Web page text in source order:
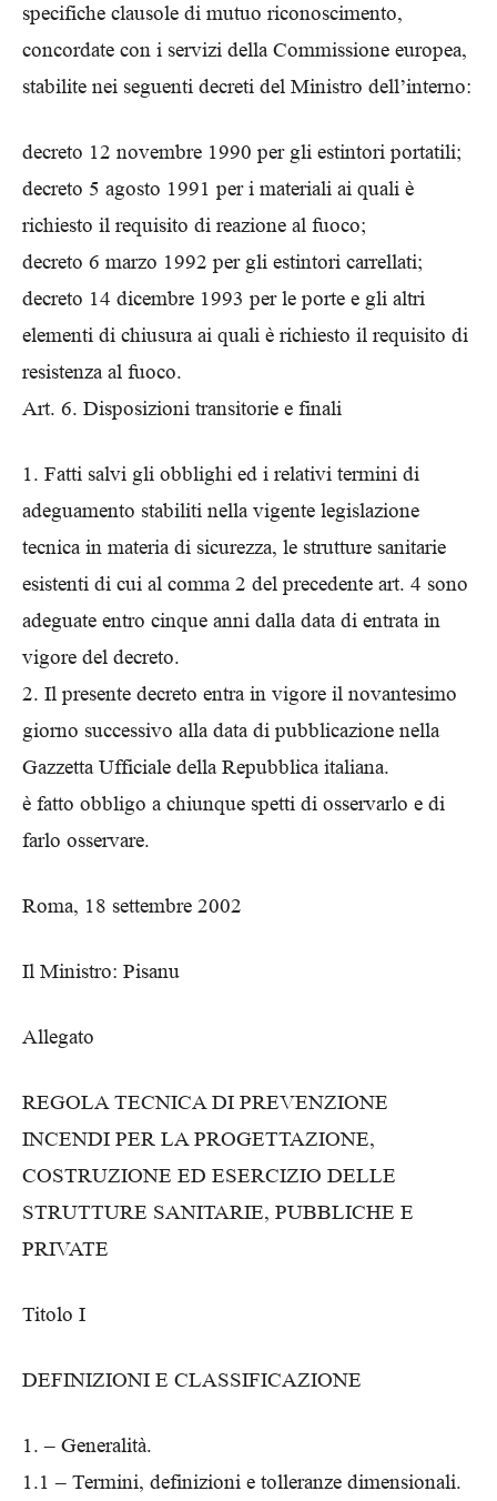
specifiche clausole di mutuo riconoscimento,
concordate con i servizi della Commissione europea,
stabilite nei seguenti decreti del Ministro dell’interno:
decreto 12 novembre 1990 per gli estintori portatili;
decreto 5 agosto 1991 per i materiali ai quali è
richiesto il requisito di reazione al fuoco;
decreto 6 marzo 1992 per gli estintori carrellati;
decreto 14 dicembre 1993 per le porte e gli altri
elementi di chiusura ai quali è richiesto il requisito di
resistenza al fuoco.
Art. 6. Disposizioni transitorie e finali
1. Fatti salvi gli obblighi ed i relativi termini di
adeguamento stabiliti nella vigente legislazione
tecnica in materia di sicurezza, le strutture sanitarie
esistenti di cui al comma 2 del precedente art. 4 sono
adeguate entro cinque anni dalla data di entrata in
vigore del decreto.
2. Il presente decreto entra in vigore il novantesimo
giorno successivo alla data di pubblicazione nella
Gazzetta Ufficiale della Repubblica italiana.
è fatto obbligo a chiunque spetti di osservarlo e di
farlo osservare.
Roma, 18 settembre 2002
Il Ministro: Pisanu
Allegato
REGOLA TECNICA DI PREVENZIONE
INCENDI PER LA PROGETTAZIONE,
COSTRUZIONE ED ESERCIZIO DELLE
STRUTTURE SANITARIE, PUBBLICHE E
PRIVATE
Titolo I
DEFINIZIONI E CLASSIFICAZIONE
1. – Generalità.
1.1 – Termini, definizioni e tolleranze dimensionali.